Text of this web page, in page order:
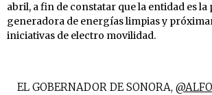
abril, a fin de constatar que la entidad es
generadora de energías limpias y
iniciativas de electro movilidad.
EL GOBERNADOR DE SONORA,